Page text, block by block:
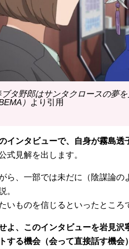
ブタ野郎はサンタクロースの夢
） より引用
インタビューで、自身が霧島透
式見解を出します。
ら、一部では未だに（陰謀論の
。
いものを信じるといったところ
よ、このインタビューを岩見沢
する機会（会って直接話す機会